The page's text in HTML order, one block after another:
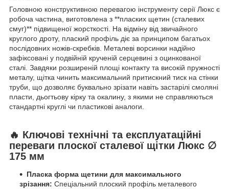
Головною конструктивною перевагою інструменту серії Люкс є
робоча частина, виготовлена з **пласких щетин (сталевих
смуг)** підвищеної жорсткості. На відміну від звичайного
круглого дроту, плаский профіль діє за принципом багатьох
послідовних ножів-скребків. Металеві ворсинки надійно
зафіксовані у подвійній крученій серцевині з оцинкованої
сталі. Завдяки розширеній площі контакту та високій пружності
металу, щітка чинить максимальний притискний тиск на стінки
труби, що дозволяє буквально зрізати навіть застарілі смоляні
пласти, дьогтьову кірку та окалину, з якими не справляються
стандартні круглі чи пластикові аналоги.
🔥 Ключові технічні та експлуатаційні
переваги плоскої сталевої щітки Люкс ∅
175 мм
Пласка форма щетини для максимального
зрізання: Спеціальний плоский профіль металевого